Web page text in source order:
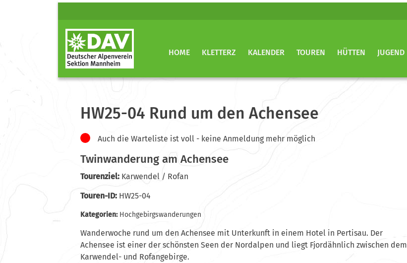
HOME KLETTERZ KALENDER TOUREN HÜTTEN JUGEND
HW25-04 Rund um den Achensee
Auch die Warteliste ist voll - keine Anmeldung mehr möglich
Twinwanderung am Achensee
Tourenziel: Karwendel / Rofan
Touren-ID: HW25-04
Kategorien: Hochgebirgswanderungen
Wanderwoche rund um den Achensee mit Unterkunft in einem Hotel in Pertisau. Der
Achensee ist einer der schönsten Seen der Nordalpen und liegt Fjordähnlich zwischen dem
Karwendel- und Rofangebirge.